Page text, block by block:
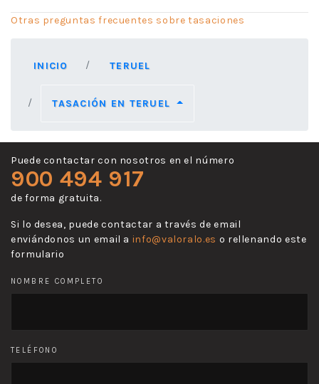
Otras preguntas frecuentes sobre tasaciones
INICIO TERUEL
TASACIÓN EN TERUEL
Puede contactar con nosotros en el número
900 494 917
de forma gratuita.
Si lo desea, puede contactar a través de email
enviándonos un email a info@valoralo.es o rellenando este
formulario
NOMBRE COMPLETO
TELÉFONO